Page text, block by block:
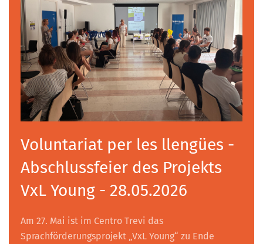
Voluntariat per les llengües -
Abschlussfeier des Projekts
VxL Young - 28.05.2026
Am 27. Mai ist im Centro Trevi das
Sprachförderungsprojekt „VxL Young“ zu Ende